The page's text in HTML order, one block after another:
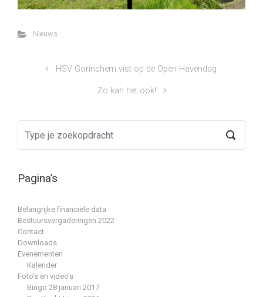
Nieuws
HSV Gorinchem vist op de Open Havendag
Zo kan het ook!
Pagina’s
Belangrijke financiële data
Bestuursvergaderingen 2022
Contact
Downloads
Evenementen
Kalender
Foto’s en video’s
Bingo 28 januari 2017